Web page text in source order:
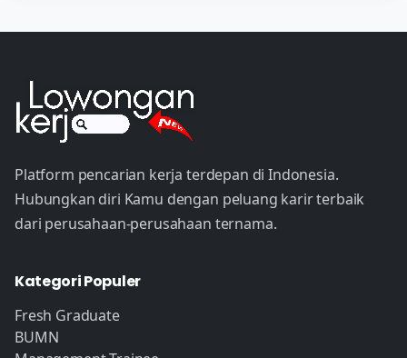
Platform pencarian kerja terdepan di Indonesia.
Hubungkan diri Kamu dengan peluang karir terbaik
dari perusahaan-perusahaan ternama.
Kategori Populer
Fresh Graduate
BUMN